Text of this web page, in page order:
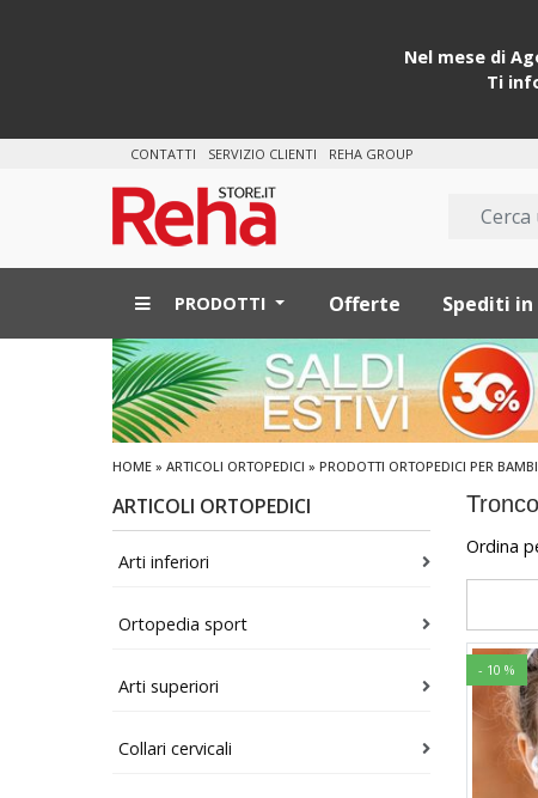
Nel mese di
Ti
CONTATTI SERVIZIO CLIENTI REHA GROUP
PRODOTTI Offerte Spediti in
HOME» ARTICOLI ORTOPEDICI » PRODOTTI ORTOPEDICI PER
ARTICOLI ORTOPEDICI
Arti inferiori
Ortopedia sport
Arti superiori
Collari cervicali
Tronco
Ordina
- 10 %